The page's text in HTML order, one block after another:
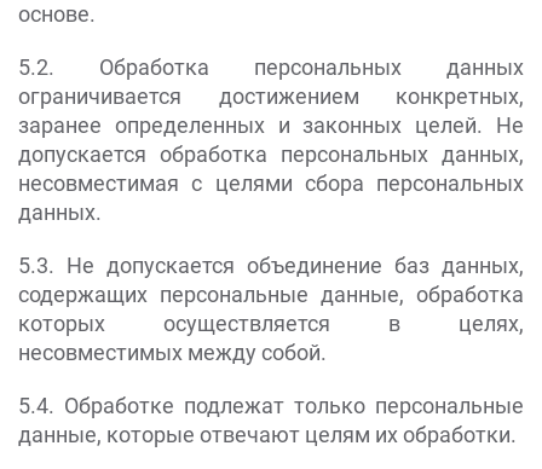
основе.
5.2. Обработка персональных данных
ограничивается достижением конкретных,
заранее определенных и законных целей. Не
допускается обработка персональных данных,
несовместимая с целями сбора персональных
данных.
5.3. Не допускается объединение баз данных,
содержащих персональные данные, обработка
которых осуществляется в целях,
несовместимых между собой.
5.4. Обработке подлежат только персональные
данные, которые отвечают целям их обработки.